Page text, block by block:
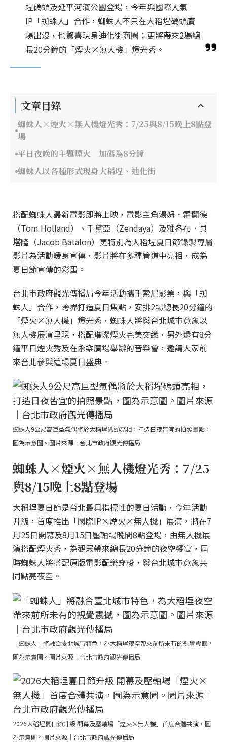
埕碼頭及延平河濱公園登場，今年與國際人氣
IP「蜘蛛人」合作，蜘蛛人不只在大稻埕碼頭廣
場出沒，也驚喜現身迪化街商圈；更將帶來2場總
長20分鐘的「煙火×無人機」燈光秀。
文章目錄
蜘蛛人×煙火×無人機燈光秀：7/25與8/15晚上8點登
場
平日夜晚的主題煙火 加碼為8分鐘
蜘蛛人以各種形式現身大稻埕、迪化街
搭配蜘蛛人最新電影即將上映，電影主角湯姆．霍蘭德
（Tom Holland）、千黛亞（Zendaya）及雅各布．貝
塔隆（Jacob Batalon）更特別為大稻埕夏日節錄製專屬
影片為活動暖身宣傳，影片將在多種管道中亮相，成為
夏日節宣傳的彩蛋。
台北市政府觀光傳播局今年活動攜手索尼影業，與「蜘
蛛人」合作，跨界打造夏日焦點，安排2場總長20分鐘的
「煙火×無人機」燈光秀，蜘蛛人將與台北城市意象以
無人機展演呈現，搭配璀璨煙火完美交織，另外還有8分
鐘平日煙火秀及在永樂廣場舉辦的音樂會，邀請大家前
來台北參與這場夏日盛典。
蜘蛛人9公尺高巨型氣偶將於大稻埕碼頭亮相，打造日夜皆宜的拍照景點，
圖為示意圖。圖片來源｜台北市政府觀光傳播局
蜘蛛人×煙火×無人機燈光秀：7/25
與8/15晚上8點登場
大稻埕夏日節是台北最具指標性的夏日活動，今年活動
升級，首度推出「國際IP×煙火×無人機」展演，將在7
月25日開幕及8月15日壓軸場晚間8點登場，由無人機展
演搭配煙火秀，為觀眾帶來總長20分鐘的夜空饗宴，屆
時蜘蛛人將搭配原版電影配樂穿梭，與台北城市意象共
同點亮夜空。
「蜘蛛人」將融合臺北城市特色，為大稻埕夜空帶來前所未有的視覺震撼，
圖為示意圖。圖片來源｜台北市政府觀光傳播局
2026大稻埕夏日節升級 開幕及壓軸場「煙火×無人機」首度合體共演，圖
為示意圖。圖片來源｜台北市政府觀光傳播局